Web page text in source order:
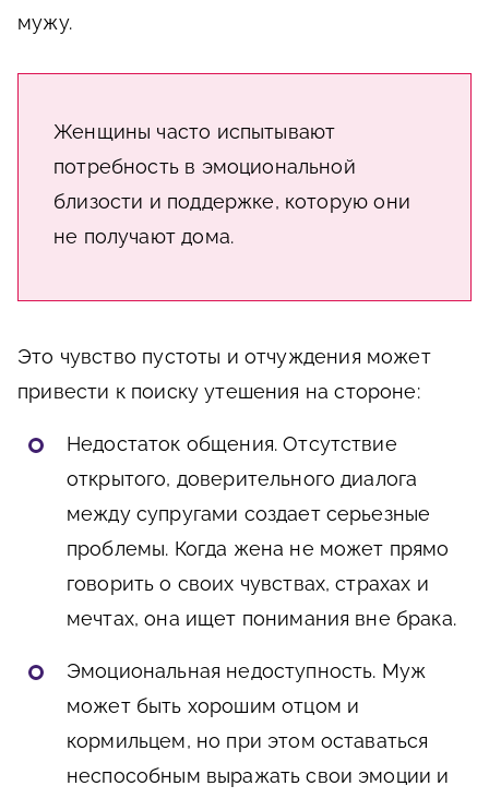
мужу.
Женщины часто испытывают
потребность в эмоциональной
близости и поддержке, которую они
не получают дома.
Это чувство пустоты и отчуждения может
привести к поиску утешения на стороне:
Недостаток общения. Отсутствие
открытого, доверительного диалога
между супругами создает серьезные
проблемы. Когда жена не может прямо
говорить о своих чувствах, страхах и
мечтах, она ищет понимания вне брака.
Эмоциональная недоступность. Муж
может быть хорошим отцом и
кормильцем, но при этом оставаться
неспособным выражать свои эмоции и